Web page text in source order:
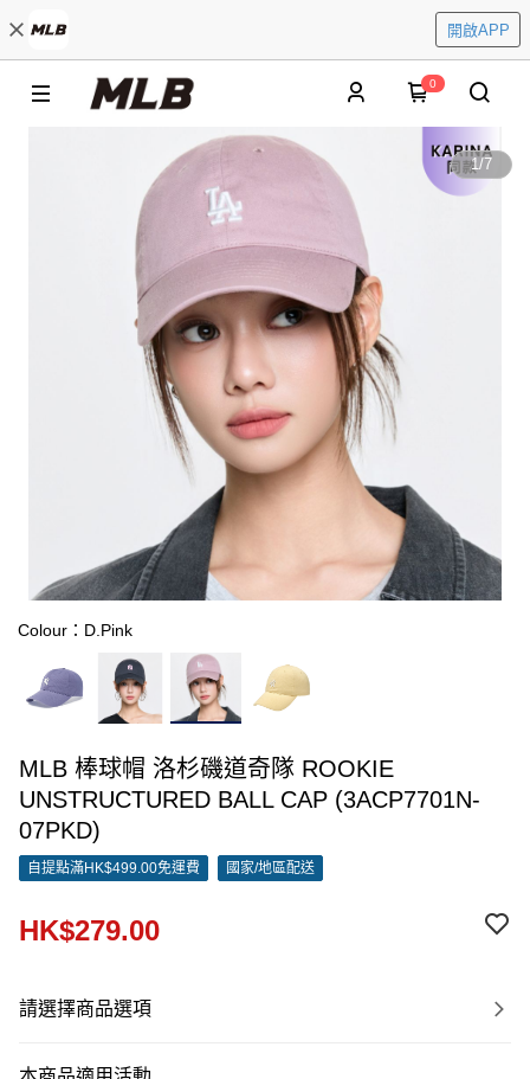
開啟APP
0
1/7
Colour：D.Pink
MLB 棒球帽 洛杉磯道奇隊 ROOKIE
UNSTRUCTURED BALL CAP (3ACP7701N-
07PKD)
自提點滿HK$499.00免運費 國家/地區配送
HK$279.00
請選擇商品選項